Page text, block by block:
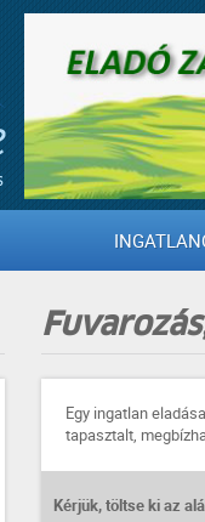
Egy ingatlan
tapasztalt,
Kérjük, töltse ki az